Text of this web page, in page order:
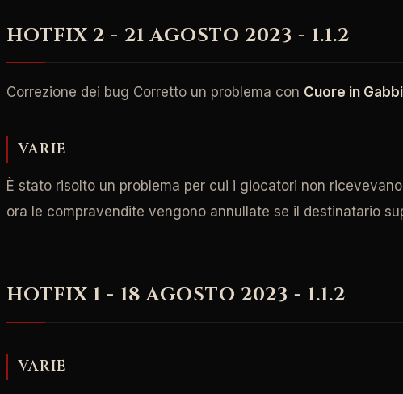
HOTFIX 2 - 21 AGOSTO 2023 - 1.1.2
Correzione dei bug Corretto un problema con Cuore in
VARIE
È stato risolto un problema per cui i giocatori non
ora le compravendite vengono annullate se il destinatario
HOTFIX 1 - 18 AGOSTO 2023 - 1.1.2
VARIE